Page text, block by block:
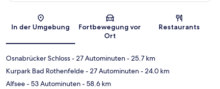
Karte
In der Umgebung
Fortbewegung vor
Ort
Restaurants
Osnabrücker Schloss- 27 Autominuten- 25.7 km
Kurpark Bad Rothenfelde- 27 Autominuten- 24.0 km
Alfsee- 53 Autominuten- 58.6 km